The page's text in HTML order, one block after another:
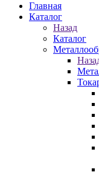
Главная
Каталог
Назад
Каталог